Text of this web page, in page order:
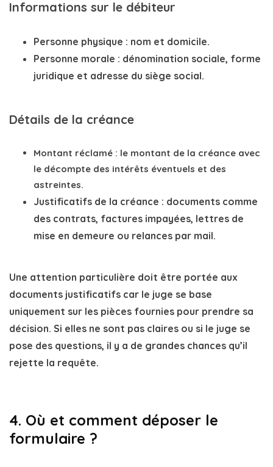
Informations sur le débiteur
Personne physique : nom et domicile.
Personne morale : dénomination sociale, forme
juridique et adresse du siège social.
Détails de la créance
Montant réclamé : le montant de la créance avec
le décompte des intérêts éventuels et des
astreintes.
Justificatifs de la créance : documents comme
des contrats, factures impayées, lettres de
mise en demeure ou relances par mail.
Une attention particulière doit être portée aux
documents justificatifs car le juge se base
uniquement sur les pièces fournies pour prendre sa
décision. Si elles ne sont pas claires ou si le juge se
pose des questions, il y a de grandes chances qu’il
rejette la requête.
4. Où et comment déposer le
formulaire ?